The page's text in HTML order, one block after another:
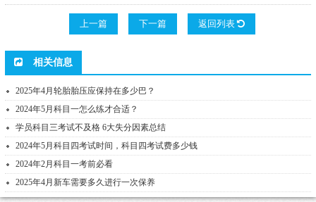
上一篇 下一篇 返回列表
相关信息
2025年4月轮胎胎压应保持在多少巴？
2024年5月科目一怎么练才合适？
学员科目三考试不及格 6大失分因素总结
2024年5月科目四考试时间，科目四考试费多少钱
2024年2月科目一考前必看
2025年4月新车需要多久进行一次保养